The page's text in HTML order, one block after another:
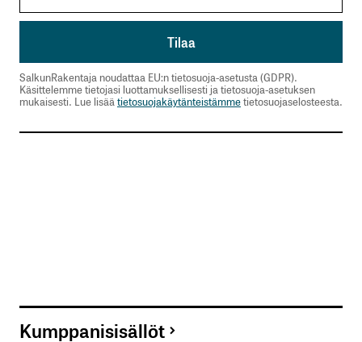
SalkunRakentaja noudattaa EU:n tietosuoja-asetusta (GDPR).
Käsittelemme tietojasi luottamuksellisesti ja tietosuoja-asetuksen
mukaisesti. Lue lisäätietosuojakäytänteistämmetietosuojaselosteesta.
Kumppanisisällöt